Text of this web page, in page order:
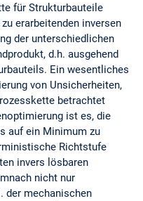
für Strukturbauteile
erarbeitenden inversen
der unterschiedlichen
d.h. ausgehend
Ein wesentliches
von Unsicherheiten,
betrachtet
ist es, die
auf ein Minimum zu
Richtstufe
invers lösbaren
nicht nur
der mechanischen